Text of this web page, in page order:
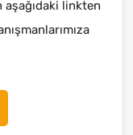
aşağıdaki linkten